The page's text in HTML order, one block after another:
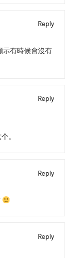
Reply
示有時候會沒有
Reply
。
Reply
Reply